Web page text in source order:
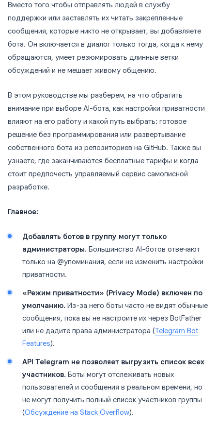
Вместо того чтобы отправлять людей в службу
поддержки или заставлять их читать закрепленные
сообщения, которые никто не открывает, вы добавляете
бота. Он включается в диалог только тогда, когда к нему
обращаются, умеет резюмировать длинные ветки
обсуждений и не мешает живому общению.
В этом руководстве мы разберем, на что обратить
внимание при выборе AI-бота, как настройки приватности
влияют на его работу и какой путь выбрать: готовое
решение без программирования или развертывание
собственного бота из репозиториев на GitHub. Также вы
узнаете, где заканчиваются бесплатные тарифы и когда
стоит предпочесть управляемый сервис самописной
разработке.
Главное:
Добавлять ботов в группу могут только
администраторы. Большинство AI-ботов отвечают
только на @упоминания, если не изменить настройки
приватности.
«Режим приватности» (Privacy Mode) включен по
умолчанию. Из-за него боты часто не видят обычные
сообщения, пока вы не настроите их через BotFather
или не дадите права администратора (Telegram Bot
Features).
API Telegram не позволяет выгрузить список всех
участников. Боты могут отслеживать новых
пользователей и сообщения в реальном времени, но
не могут получить полный список участников группы
(Обсуждение на Stack Overflow).